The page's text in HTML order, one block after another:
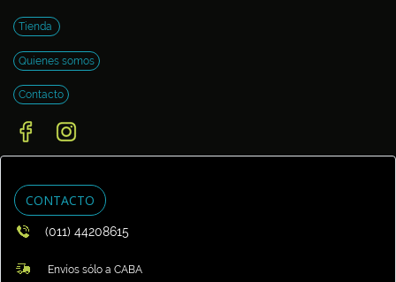
Tienda
Quienes somos
Contacto
CONTACTO
(011) 44208615
Envíos sólo a CABA